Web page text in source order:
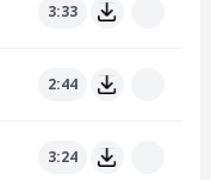
3:33
2:44
3:24